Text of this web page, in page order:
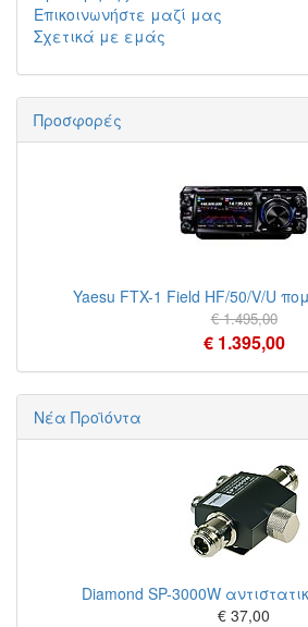
Επικοινωνήστε μαζί μας
Σχετικά με εμάς
Προσφορές
Yaesu FTX-1 Field HF/50/V/U
€ 1.495,00
€ 1.395,00
Νέα Προϊόντα
Diamond SP-3000W
€ 37,00